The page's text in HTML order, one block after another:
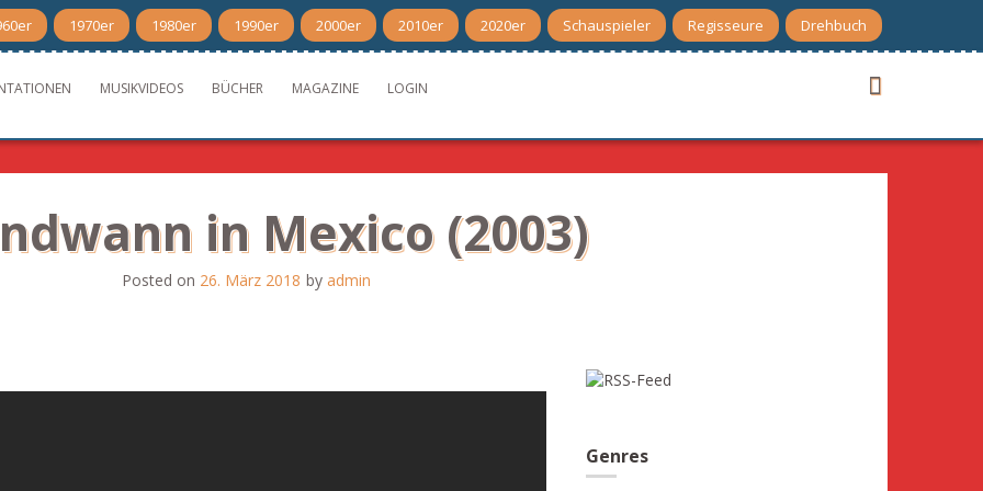
1970er 1980er 1990er 2000er 2010er 2020er Schauspieler Regisseure Drehbuch
MUSIKVIDEOS BÜCHER MAGAZINE LOGIN
in Mexico (2003)
Posted on 26. März 2018 by admin
Genres